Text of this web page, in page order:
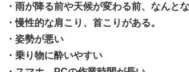
・雨が降る前や天候が変わる前、なんとな
・慢性的な肩こり、首こりがある。
・姿勢が悪い
・乗り物に酔いやすい